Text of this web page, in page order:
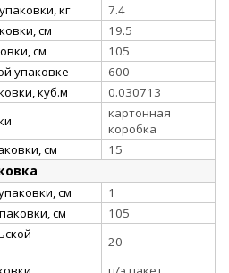
кг
7.4
см
19.5
см
105
упаковке
600
куб.м
0.030713
картонная
коробка
см
15
см
1
см
105
20